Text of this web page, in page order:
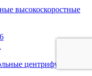
высокоскоростные
центрифуги